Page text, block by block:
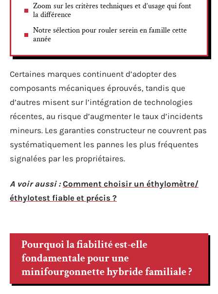
Zoom sur les critères techniques et d’usage qui font
la différence
Notre sélection pour rouler serein en famille cette
année
Certaines marques continuent d’adopter des
composants mécaniques éprouvés, tandis que
d’autres misent sur l’intégration de technologies
récentes, au risque d’augmenter le taux d’incidents
mineurs. Les garanties constructeur ne couvrent pas
systématiquement les pannes les plus fréquentes
signalées par les propriétaires.
A voir aussi : Comment choisir un éthylomètre/
éthylotest fiable et précis ?
Pourquoi la fiabilité est-elle
fondamentale pour une
minifourgonnette hybride familiale ?